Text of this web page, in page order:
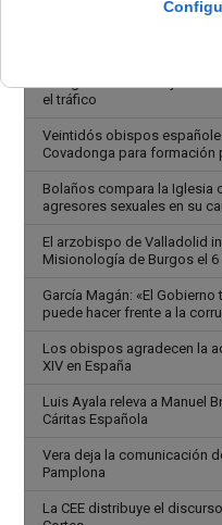
el tráfico
Veintidós obispos
Covadonga para formación
Bolaños compara la Iglesia
agresores sexuales en su
El arzobispo de Valladolid
Misionología de Burgos el 6
García Magán: «El
puede hacer frente a la
Los obispos agradecen la
XIV en España
Luis Ayala releva a Manuel
Cáritas Española
Vera deja la comunicación
Pamplona
La CEE distribuye el